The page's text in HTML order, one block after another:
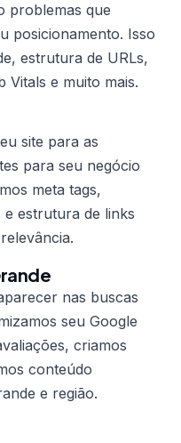
problemas que
posicionamento. Isso
estrutura de URLs,
Vitals e muito mais.
site para as
para seu negócio
meta tags,
e estrutura de links
nas buscas
seu Google
criamos
conteúdo
e região.